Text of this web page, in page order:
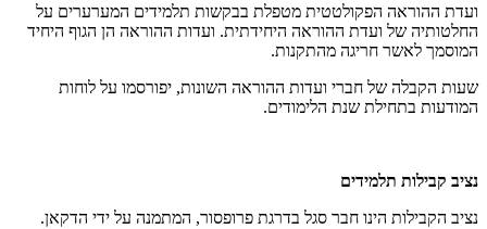
ועדת ההוראה הפקולטטית מטפלת בבקשות תלמידים המערערים על
החלטותיה של ועדת ההוראה היחידתית. ועדות ההוראה הן הגוף היחיד
המוסמך לאשר חריגה מהתקנות.
שעות הקבלה של חברי ועדות ההוראה השונות, יפורסמו על לוחות
המודעות בתחילת שנת הלימודים.
נציב קבילות תלמידים
נציב הקבילות הינו חבר סגל בדרגת פרופסור, המתמנה על ידי הדקאן.